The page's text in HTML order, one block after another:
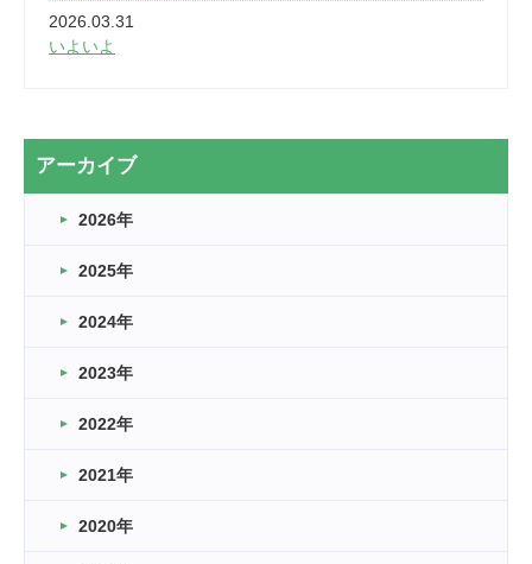
2026.03.31
いよいよ
2026.03.20
なぎなた
2026.03.16
車いすバスケとRくんのお話
卒業・卒園の季節★
2026.03.11
緑ケ丘体育館
2022.11.03
アーカイブ
2026年
2025年
2024年
2023年
2022年
2021年
2020年